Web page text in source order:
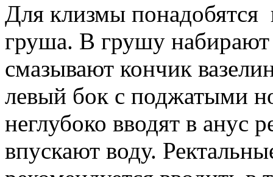
Для клизмы понадобятся
груша. В грушу
смазывают кончик
левый бок с поджатыми
неглубоко вводят в анус
впускают воду.